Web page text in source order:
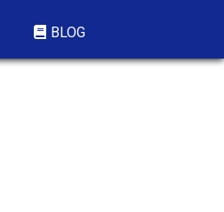
BLOG